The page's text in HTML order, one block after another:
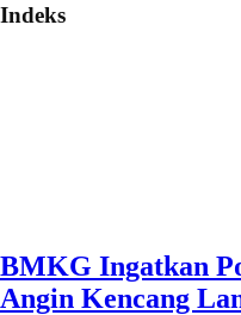
Indeks
BMKG Ingatkan
Angin Kencang